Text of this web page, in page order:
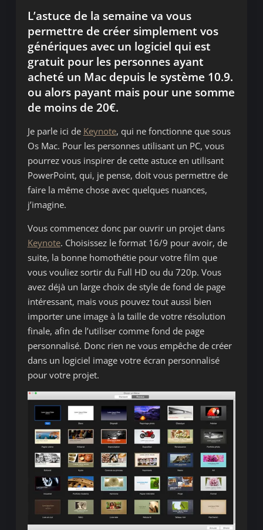
L’astuce de la semaine va vous
permettre de créer simplement vos
génériques avec un logiciel qui est
gratuit pour les personnes ayant
acheté un Mac depuis le système 10.9.
ou alors payant mais pour une somme
de moins de 20€.
Je parle ici de Keynote, qui ne fonctionne que sous
Os Mac. Pour les personnes utilisant un PC, vous
pourrez vous inspirer de cette astuce en utilisant
PowerPoint, qui, je pense, doit vous permettre de
faire la même chose avec quelques nuances,
j’imagine.
Vous commencez donc par ouvrir un projet dans
Keynote. Choisissez le format 16/9 pour avoir, de
suite, la bonne homothétie pour votre film que
vous vouliez sortir du Full HD ou du 720p. Vous
avez déjà un large choix de style de fond de page
intéressant, mais vous pouvez tout aussi bien
importer une image à la taille de votre résolution
finale, afin de l’utiliser comme fond de page
personnalisé. Donc rien ne vous empêche de créer
dans un logiciel image votre écran personnalisé
pour votre projet.